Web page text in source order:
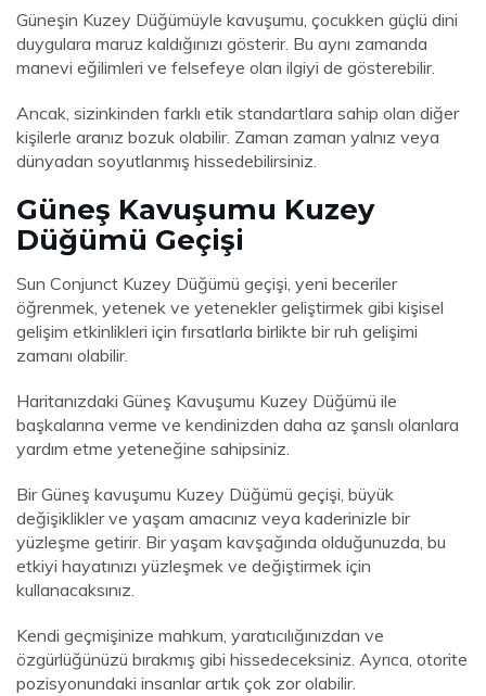
Güneşin Kuzey Düğümüyle kavuşumu, çocukken güçlü dini
duygulara maruz kaldığınızı gösterir. Bu aynı zamanda
manevi eğilimleri ve felsefeye olan ilgiyi de gösterebilir.
Ancak, sizinkinden farklı etik standartlara sahip olan diğer
kişilerle aranız bozuk olabilir. Zaman zaman yalnız veya
dünyadan soyutlanmış hissedebilirsiniz.
Güneş Kavuşumu Kuzey
Düğümü Geçişi
Sun Conjunct Kuzey Düğümü geçişi, yeni beceriler
öğrenmek, yetenek ve yetenekler geliştirmek gibi kişisel
gelişim etkinlikleri için fırsatlarla birlikte bir ruh gelişimi
zamanı olabilir.
Haritanızdaki Güneş Kavuşumu Kuzey Düğümü ile
başkalarına verme ve kendinizden daha az şanslı olanlara
yardım etme yeteneğine sahipsiniz.
Bir Güneş kavuşumu Kuzey Düğümü geçişi, büyük
değişiklikler ve yaşam amacınız veya kaderinizle bir
yüzleşme getirir. Bir yaşam kavşağında olduğunuzda, bu
etkiyi hayatınızı yüzleşmek ve değiştirmek için
kullanacaksınız.
Kendi geçmişinize mahkum, yaratıcılığınızdan ve
özgürlüğünüzü bırakmış gibi hissedeceksiniz. Ayrıca, otorite
pozisyonundaki insanlar artık çok zor olabilir.